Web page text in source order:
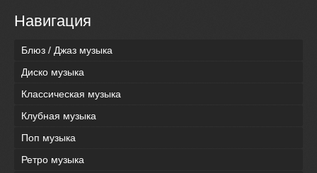
Навигация
Блюз / Джаз музыка
Диско музыка
Классическая музыка
Клубная музыка
Поп музыка
Ретро музыка